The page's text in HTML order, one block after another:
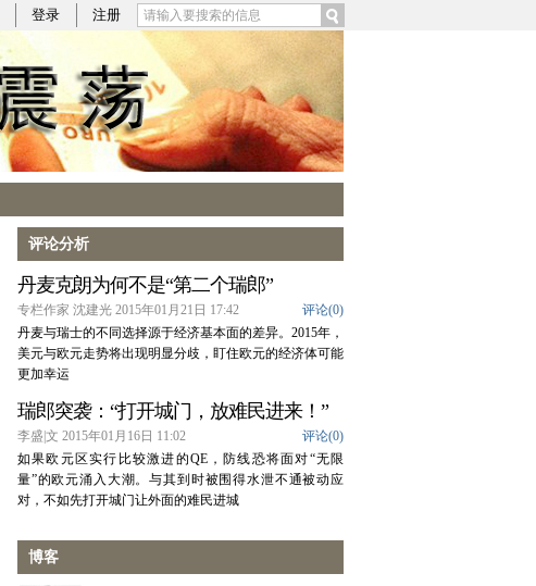
登录 注册
评论分析
丹麦克朗为何不是“第二个瑞郎”
评论(0)
专栏作家 沈建光 2015年01月21日 17:42
丹麦与瑞士的不同选择源于经济基本面的差异。2015年，
美元与欧元走势将出现明显分歧，盯住欧元的经济体可能
更加幸运
瑞郎突袭：“打开城门，放难民进来！”
评论(0)
李盛|文 2015年01月16日 11:02
如果欧元区实行比较激进的QE，防线恐将面对“无限
量”的欧元涌入大潮。与其到时被围得水泄不通被动应
对，不如先打开城门让外面的难民进城
博客